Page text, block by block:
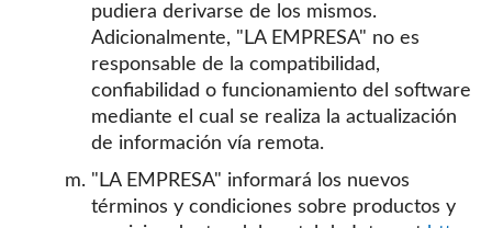
pudiera derivarse de los mismos.
Adicionalmente, "LA EMPRESA" no es
responsable de la compatibilidad,
confiabilidad o funcionamiento del software
mediante el cual se realiza la actualización
de información vía remota.
"LA EMPRESA" informará los nuevos
términos y condiciones sobre productos y